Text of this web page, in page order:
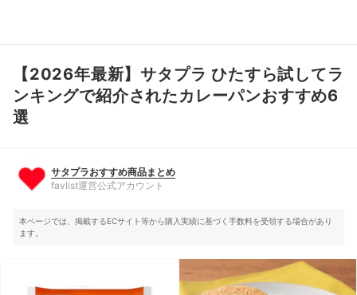
サタプラおすすめ商品まとめ
favlist運営公式アカウント
【2026年最新】サタプラ ひたすら試してラ
ンキングで紹介されたカレーパンおすすめ6
選
サタプラおすすめ商品まとめ
favlist運営公式アカウント
本ページでは、掲載するECサイト等から購入実績に基づく手数料を受領する場合があり
ます。